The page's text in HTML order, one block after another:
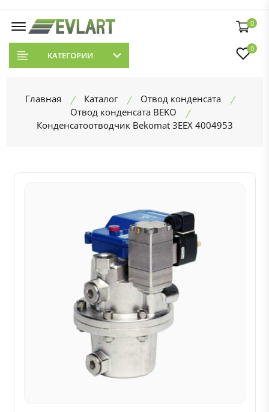
0
КАТЕГОРИИ
0
Главная Каталог
Отвод конденсата
Отвод конденсата BEKO
Конденсатоотводчик Bekomat 3EEX 4004953